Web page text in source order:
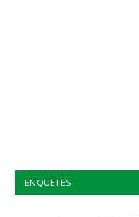
ENQUETES